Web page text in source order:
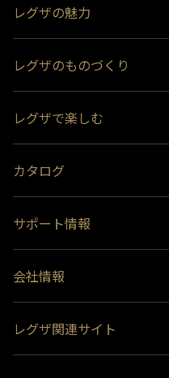
レグザの魅力
レグザのものづくり
スペシャルコンテンツ
受賞履歴
レグザで楽しむ
カタログ
サポート情報
取扱説明書ダウンロード
インフォメーション 一覧
会社情報
ニュース
会社概要
レグザ関連サイト
レグザ オンラインストア